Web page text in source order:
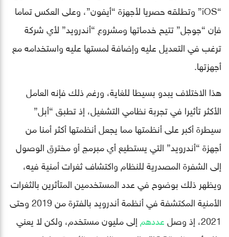
“iOS” وتطلقه حصريا لأجهزة “أيفون”، وعلى العكس تماما
فإن “جوجل” تتيح خدماتها ومشروع “أندرويد” لأي شركة
ترغب في التعديل عليه وإضافة لمستها عليه واستخدامه مع
أجهزتها.
هذا الاختلاف يبدو بسيطا للغاية، ورغم ذلك فإنه العامل
الأكثر تأثيرا في تجربة نظامي التشغيل، إذ تطبق “أبل”
سيطرة أكبر على أنظمتها مما يجعل أنظمتها أكثر أمنا من
أجهزة “أندرويد” التي يستطيع أي مبرمج أو مخترق الوصول
إلى الشفرة المصدرية للنظام واكتشاف ثغرات أمنية فيه،
ويظهر ذلك بوضوح في عدد المستخدمين المتأثرين بالثغرات
الأمنية المكتشفة في أنظمة أندرويد بالفترة من 2019 وحتى
2021، إذ وصل
عددهم إلى مليون مستخدم، ولكن لا يعني